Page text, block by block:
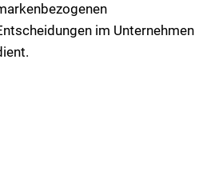
im Unternehmen